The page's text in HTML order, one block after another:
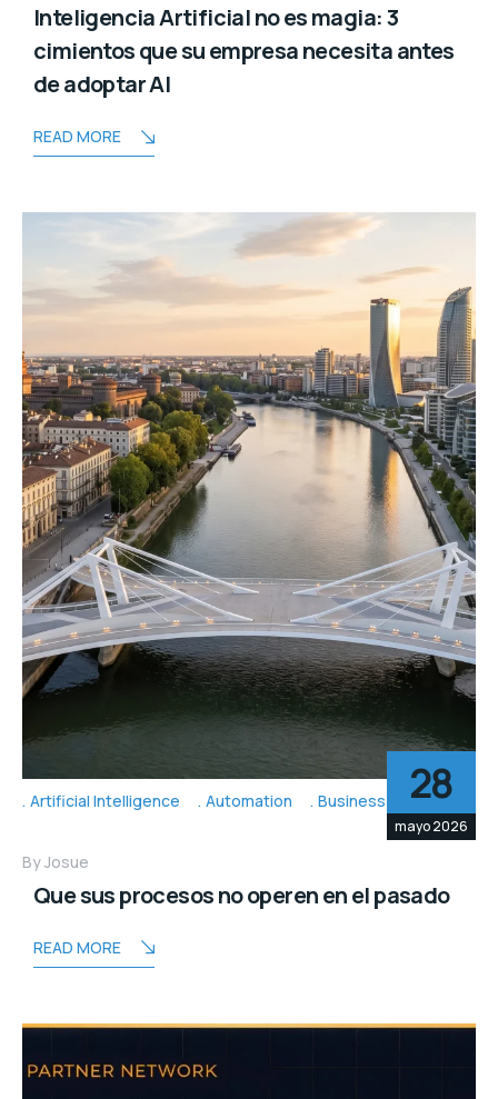
Inteligencia Artificial no es magia: 3
cimientos que su empresa necesita antes
de adoptar AI
READ MORE
Artificial Intelligence Automation Business Topic's
28
mayo 2026
ByJosue
Que sus procesos no operen en el pasado
READ MORE